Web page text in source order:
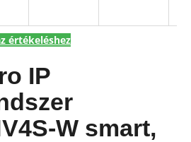
értékeléshez
IP
W smart,